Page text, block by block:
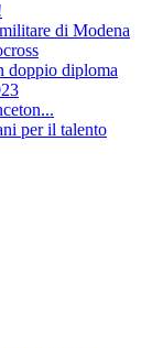
di Modena
doppio diploma
per il talento